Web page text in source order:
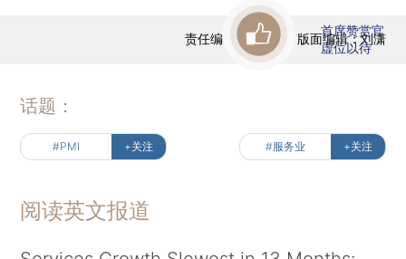
责任编辑：于海荣 | 版面编辑：刘潇
首席赞赏官
虚位以待
话题：
#PMI +关注 #服务业 +关注
阅读英文报道